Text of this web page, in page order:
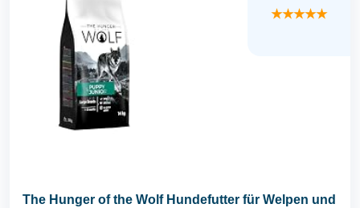
★★★★★
The Hunger of the Wolf Hundefutter für Welpen und